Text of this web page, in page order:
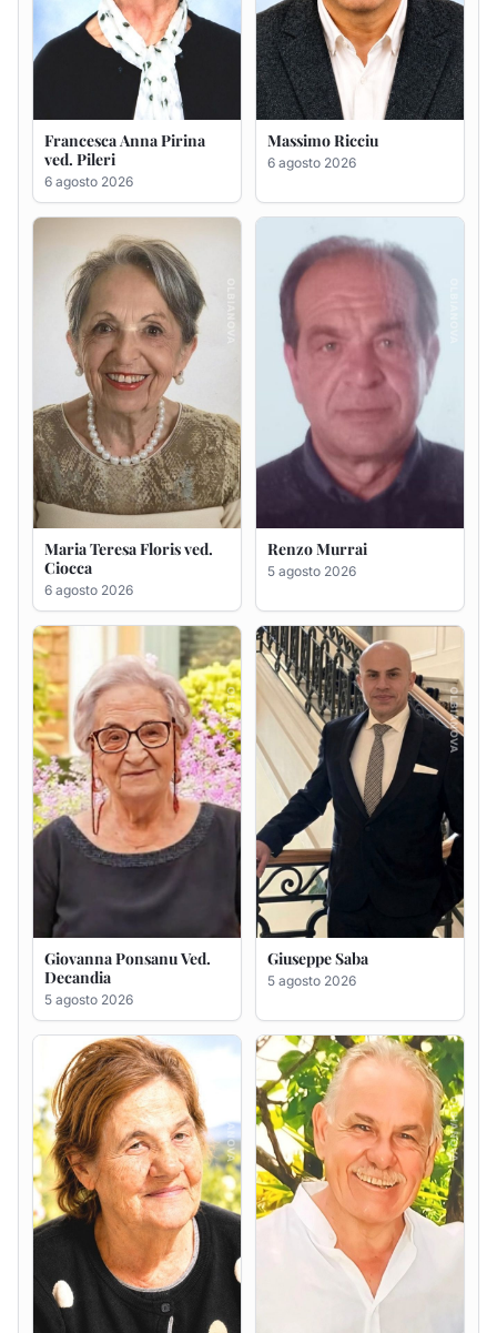
Maria Teresa Floris ved.
6 agosto 2026
Renzo Murrai
5 agosto 2026
Giovanna Ponsanu Ved.
Decandia
5 agosto 2026
Giuseppe Saba
5 agosto 2026
Maria Antonietta Orrù
ved. Peddio
5 agosto 2026
Giuseppe Deiana
5 agosto 2026